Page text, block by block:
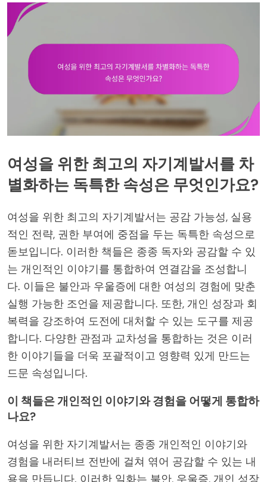
여성을 위한 최고의 자기계발서를 차
별화하는 독특한 속성은 무엇인가요?
여성을 위한 최고의 자기계발서는 공감 가능성, 실용
적인 전략, 권한 부여에 중점을 두는 독특한 속성으로
돋보입니다. 이러한 책들은 종종 독자와 공감할 수 있
는 개인적인 이야기를 통합하여 연결감을 조성합니
다. 이들은 불안과 우울증에 대한 여성의 경험에 맞춘
실행 가능한 조언을 제공합니다. 또한, 개인 성장과 회
복력을 강조하여 도전에 대처할 수 있는 도구를 제공
합니다. 다양한 관점과 교차성을 통합하는 것은 이러
한 이야기들을 더욱 포괄적이고 영향력 있게 만드는
드문 속성입니다.
이 책들은 개인적인 이야기와 경험을 어떻게 통합하
나요?
여성을 위한 자기계발서는 종종 개인적인 이야기와
경험을 내러티브 전반에 걸쳐 엮어 공감할 수 있는 내
용을 만듭니다. 이러한 일화는 불안, 우울증, 개인 성장